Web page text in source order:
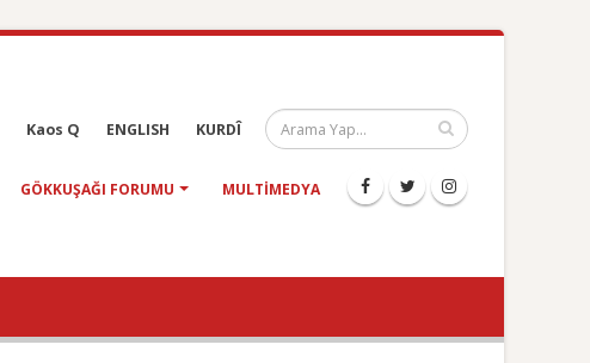
Kaos Q ENGLISH KURDÎ
GÖKKUŞAĞI FORUMU MULTIMEDYA